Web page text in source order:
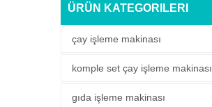
ÜRÜN KATEGORILERI
çay işleme makinası
komple set çay işleme makinası
gıda işleme makinası